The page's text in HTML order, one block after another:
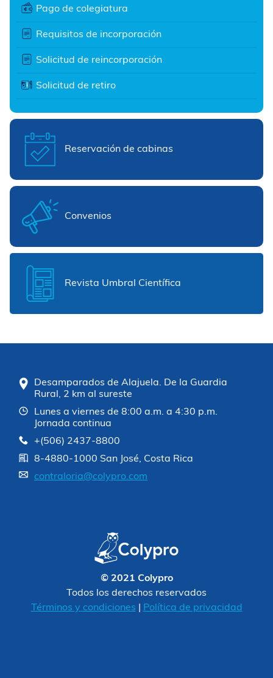
Pago de colegiatura
Requisitos de incorporación
Solicitud de reincorporación
Solicitud de retiro
Reservación de cabinas
Convenios
Revista Umbral Científica
Desamparados de Alajuela. De la Guardia
Rural, 2 km al sureste
Lunes a viernes de 8:00 a.m. a 4:30 p.m.
Jornada continua
+(506) 2437-8800
8-4880-1000 San José, Costa Rica
contraloria@colypro.com
© 2021 Colypro
Todos los derechos reservados
Términos y condiciones
Política de privacidad